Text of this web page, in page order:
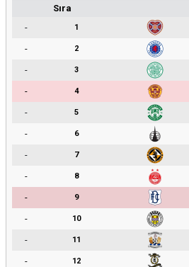
Sıra
-
1
-
2
-
3
-
4
-
5
-
6
-
7
-
8
-
9
-
10
-
11
-
12